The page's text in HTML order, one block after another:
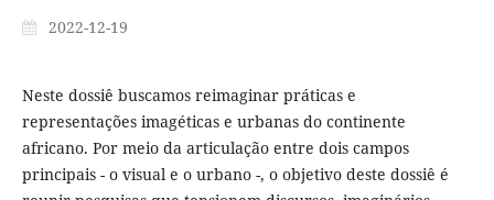
2022-12-19
Neste dossiê buscamos reimaginar práticas e
representações imagéticas e urbanas do continente
africano. Por meio da articulação entre dois campos
principais - o visual e o urbano -, o objetivo deste dossiê é